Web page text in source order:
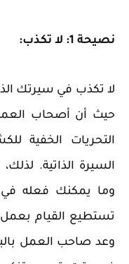
نصيحة 1: لا تكذب:
لا تكذب في سيرتك
حيث أن أصحاب
التحريات الخفية
السيرة الذاتية.
وما يمكنك فعله في
تستطيع القيام بعمل
وعد صاحب العمل